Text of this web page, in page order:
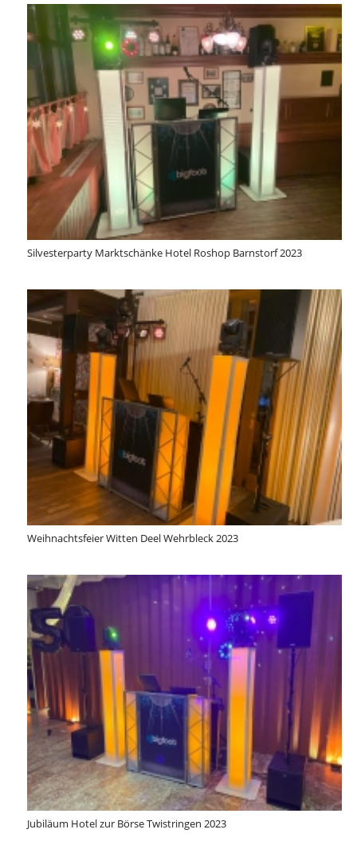
Silvesterparty Marktschänke Hotel Roshop Barnstorf 2023
Weihnachtsfeier Witten Deel Wehrbleck 2023
Jubiläum Hotel zur Börse Twistringen 2023